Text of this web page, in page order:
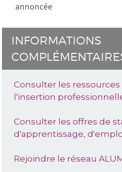
annoncée
INFORMATIONS
Consulter les
l'insertion
Consulter les offres de
d'apprentissage,
Rejoindre le réseau